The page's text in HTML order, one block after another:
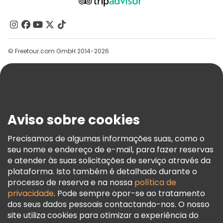
Contacte-Nos
Grupos
Ajuda
Termos E Informações Legais
Política De Cookies
Freetour Prémios
Programa De Fidelidade
© Freetour.com GmbH 2014-2026
Aviso sobre cookies
Precisamos de algumas informações suas, como o
seu nome e endereço de e-mail, para fazer reservas
e atender às suas solicitações de serviço através da
plataforma. Isto também é detalhado durante o
processo de reserva e na nossa política de
privacidade. Pode sempre opor-se ao tratamento
dos seus dados pessoais contactando-nos. O nosso
site utiliza cookies para otimizar a experiência do